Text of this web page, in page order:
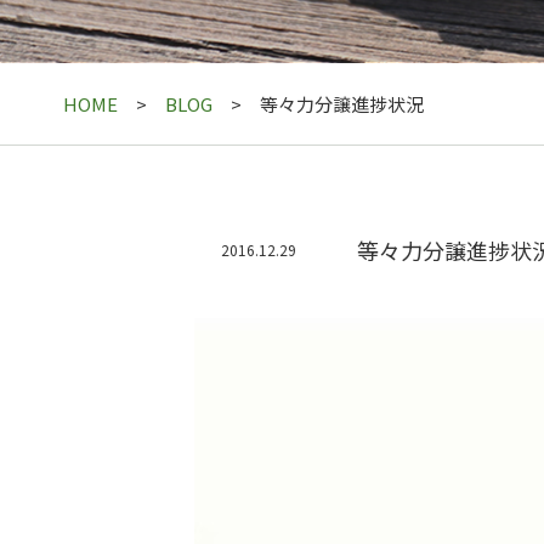
HOME BLOG 等々力分譲進捗状況
2016.12.29 等々力分譲進捗状